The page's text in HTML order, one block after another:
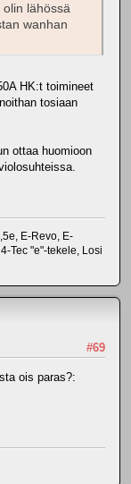
lähössä
wanhan
HK:t toimineet
tosiaan
ottaa huomioon
E-Revo, E-
Tec "e"-tekele, Losi
#69
ois paras?: